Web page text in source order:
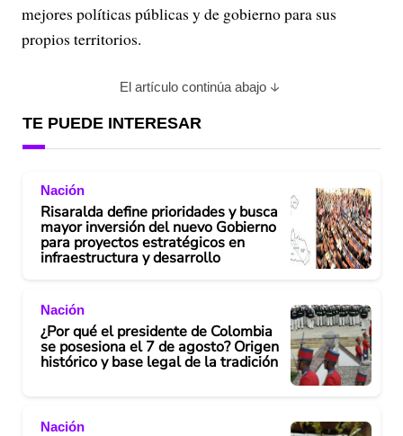
mejores políticas públicas y de gobierno para sus
propios territorios.
El artículo continúa abajo
TE PUEDE INTERESAR
Nación
Risaralda define prioridades y busca
mayor inversión del nuevo Gobierno
para proyectos estratégicos en
infraestructura y desarrollo
Nación
¿Por qué el presidente de Colombia
se posesiona el 7 de agosto? Origen
histórico y base legal de la tradición
Nación